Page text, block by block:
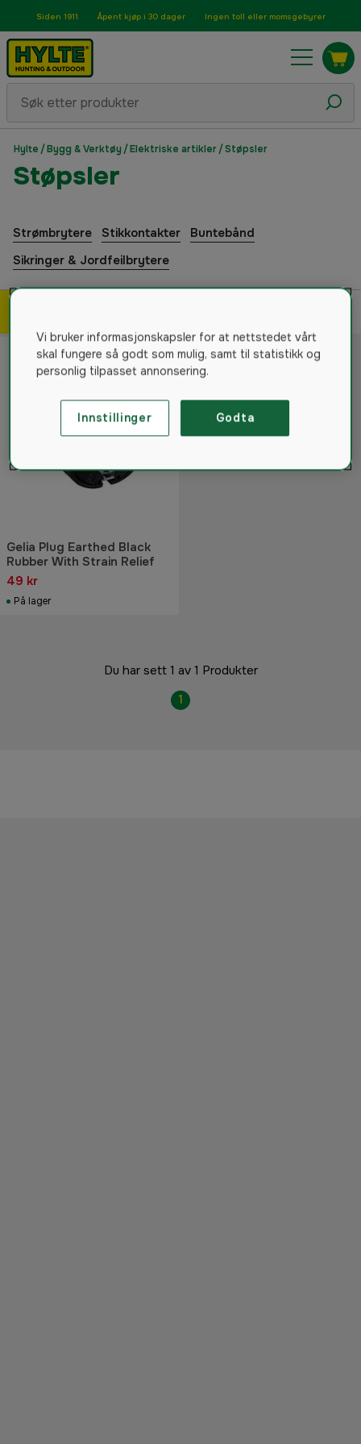
Siden 1911 Åpent kjøp i 30 dager Ingen toll eller momsgebyrer
Hylte /Bygg & Verktøy /Elektriske artikler/Støpsler
Støpsler
Strømbrytere Stikkontakter
Buntebånd
Sikringer & Jordfeilbrytere
Gelia Plug Earthed Black
Rubber With Strain Relief
49 kr
På lager
Du har sett 1 av 1 Produkter
1
Vi bruker informasjonskapsler for at nettstedet vårt
skal fungere så godt som mulig, samt til statistikk og
personlig tilpasset annonsering.
Innstillinger Godta